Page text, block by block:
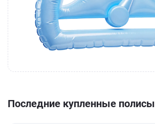
Последние купленные полисы